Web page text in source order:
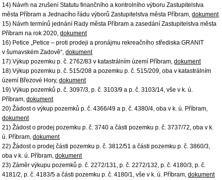
14) Návrh na zrušení Statutu finančního a kontrolního výboru Zastupitelstva
města Příbram a Jednacího řádu výborů Zastupitelstva města Příbram,dokument
15) Návrh termínů jednání Rady města Příbram a zasedání Zastupitelstva města
Příbram na rok 2020,dokument
16) Petice „Petice – proti prodeji a pronájmu rekreačního střediska GRANIT
v šumavském Zadově“,dokument
17) Výkup pozemku p. č. 2762/83 v katastrálním území Příbram,dokument
18) Výkup pozemku p. č. 515/208 a pozemku p. č. 515/209, oba v katastrálním
území Březové Hory,dokument
19) Výkup pozemků p. č. 3097/3, p. č. 3103/9 a p. č. 3103/14, vše v k. ú.
Příbram,dokument
20) Žádost o výkup pozemků p. č. 4366/49 a p. č. 4380/4, oba v k. ú. Příbram,
dokument
21) Žádost o prodej pozemku p. č. 3740 a části pozemku p. č. 3737/72, oba v k.
ú. Příbram,dokument
22) Žádost o prodej části pozemku p. č. 3812/51 a části pozemku p. č. 3860/3,
oba v k. ú. Příbram,dokument
23) Záměr výkupu pozemků p. č. 2272/131, p. č. 2272/132, p. č. 4180/3, p. č.
4181/2, p. č. 4183/5 a části pozemku p. č. 4180/1, vše v k. ú. Příbram,dokument